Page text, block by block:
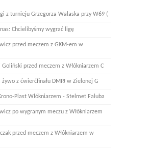
z turnieju Grzegorza Walaska przy W69 (
Chcielibyśmy wygrać ligę
przed meczem z GKM-em w
przed meczem z Włókniarzem C
żywo z ćwierćfinału DMPJ w Zielonej G
Plast Włókniarzem - Stelmet Faluba
po wygranym meczu z Włókniarzem
przed meczem z Włókniarzem w